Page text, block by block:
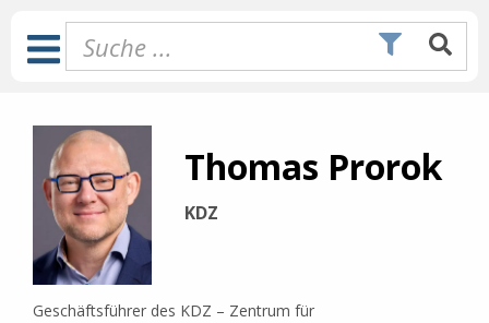
Inhalt
springen
Toggle
Navigation
Thomas Prorok
KDZ
Geschäftsführer des KDZ – Zentrum für